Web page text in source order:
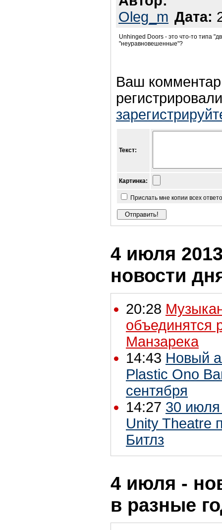
Oleg_m Дата:
Unhinged Doors - это что-то типа
"неуравновешенные"?
Ваш
Текст:
Картинка:
Прислать мне копии всех
4 июля
новости
20:28
объединятся
Манзарека
14:43 Новый
Plastic Ono
сентября
14:27 30 июля
Unity Theatre
Битлз
4 июля -
в разные